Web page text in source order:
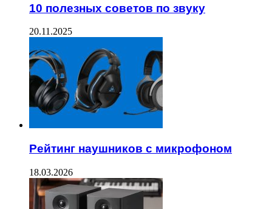
10 полезных советов по звуку
20.11.2025
Рейтинг наушников с микрофоном
18.03.2026